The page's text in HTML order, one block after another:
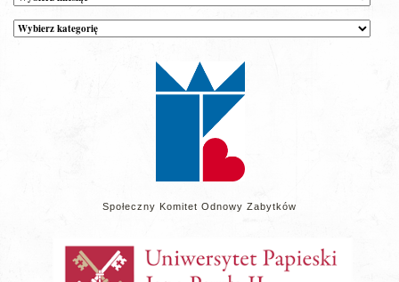
Kategorie
wpisów
Społeczny Komitet Odnowy Zabytków